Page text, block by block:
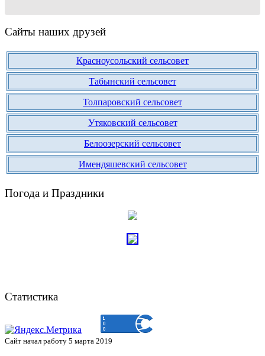
Сайты наших друзей
Красноусольский сельсовет
Табынский сельсовет
Толпаровский сельсовет
Утяковский сельсовет
Белоозерский сельсовет
Имендяшевский сельсовет
Погода и Праздники
Статистика
Сайт начал работу 5 марта 2019